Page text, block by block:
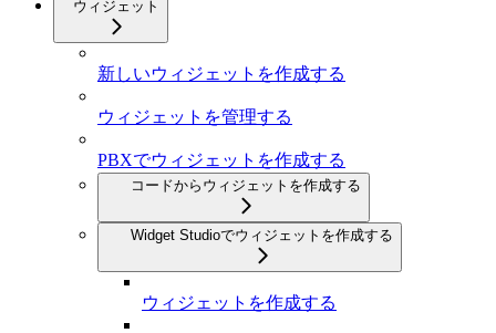
ウィジェット
新しいウィジェットを作成する
ウィジェットを管理する
PBXでウィジェットを作成する
コードからウィジェットを作成する
Widget Studioでウィジェットを作成する
ウィジェットを作成する